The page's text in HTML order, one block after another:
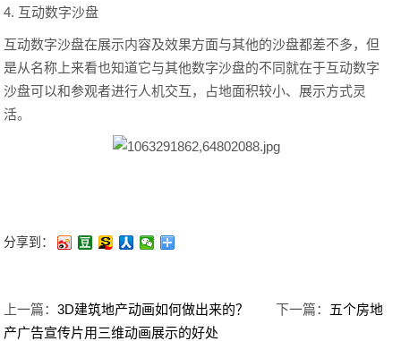
4. 互动数字沙盘
互动数字沙盘在展示内容及效果方面与其他的沙盘都差不多，但
是从名称上来看也知道它与其他数字沙盘的不同就在于互动数字
沙盘可以和参观者进行人机交互，占地面积较小、展示方式灵
活。
分享到：
上一篇：3D建筑地产动画如何做出来的？ 下一篇： 五个房地
产广告宣传片用三维动画展示的好处